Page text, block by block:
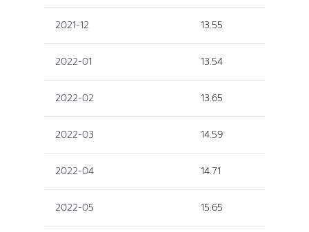
2021-12 13.55
2022-01 13.54
2022-02 13.65
2022-03 14.59
2022-04 14.71
2022-05 15.65